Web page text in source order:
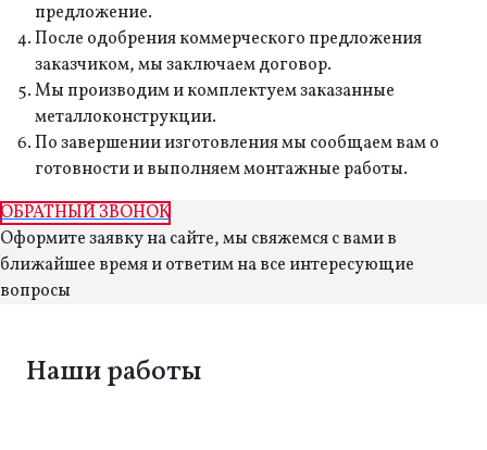
предложение.
После одобрения коммерческого предложения
заказчиком, мы заключаем договор.
Мы производим и комплектуем заказанные
металлоконструкции.
По завершении изготовления мы сообщаем вам о
готовности и выполняем монтажные работы.
ОБРАТНЫЙ ЗВОНОК
Оформите заявку на сайте, мы свяжемся с вами в
ближайшее время и ответим на все интересующие
вопросы
Наши работы